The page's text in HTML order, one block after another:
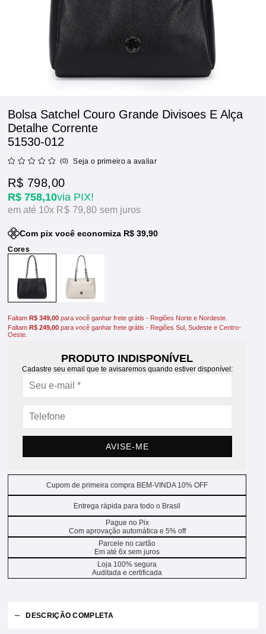
Bolsa Satchel Couro Grande Divisoes E Alça
Detalhe Corrente
51530-012
(0) Seja o primeiro a avaliar
R$ 758,10via PIX!
R$ 798,00
10x R$ 79,80sem juros
Com pix você economiza R$ 39,90
FaltamR$ 349,00 para você ganhar frete grátis - Regiões Norte e Nordeste.
FaltamR$ 249,00 para você ganhar frete grátis - Regiões Sul, Sudeste e Centro-
Oeste.
PRODUTO INDISPONÍVEL
Cadastre seu email que te avisaremos quando estiver disponível:
AVISE-ME
Cupom de primeira compra BEM-VINDA 10% OFF
Entrega rápida para todo o Brasil
Pague no Pix
Com aprovação automática e 5% off
Parcele no cartão
Em até 6x sem juros
Loja 100% segura
Auditada e certificada
DESCRIÇÃO COMPLETA